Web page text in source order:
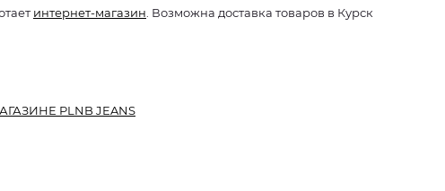
интернет-магазин . Возможна доставка товаров в Курск
PLNB JEANS